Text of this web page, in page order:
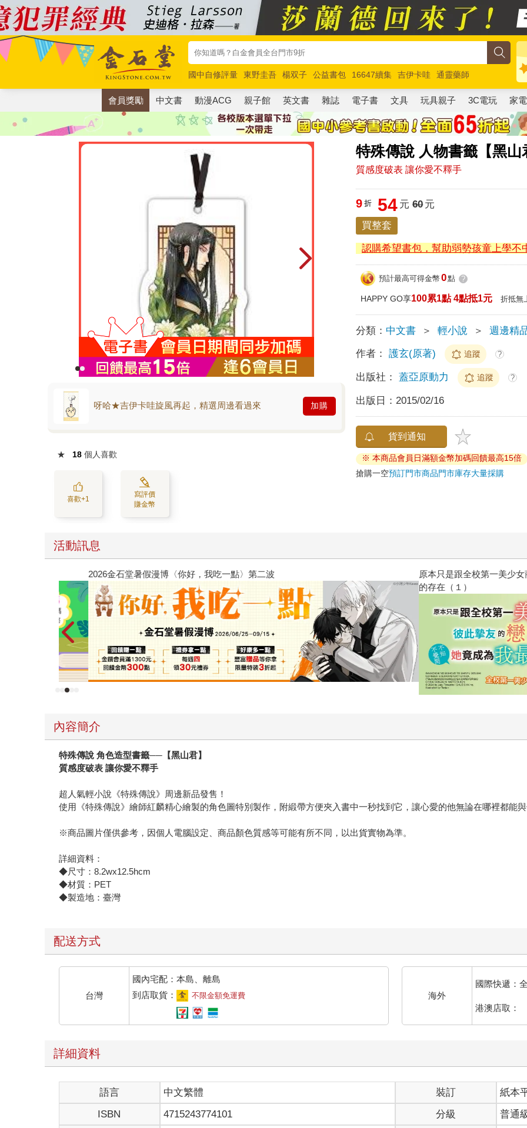
國中自修評量 東野圭吾 楊双子 公益書包 16647續集 吉伊卡哇
通靈藥師
唯紅花綻放
奧德賽 路邊攤新作 馬斯克 玩具總動員5 超慢跑
會員獎勵 中文書 動漫ACG 親子館 英文書 雜誌 電子書 文具 玩具親子 3C電玩 家電
特殊傳說 人物書籤【黑山
質感度破表 讓你愛不釋手
呀哈★吉伊卡哇旋風再起，精選周邊看過來 加購
★ 18 個人喜歡
喜歡+1
寫評價
賺金幣
9 折 54 元 60元
買整套
認購希望書包，幫助弱勢孩童上學不
預計最高可得金幣 0點 ?
HAPPY GO享100累1點 4點抵1元 折抵無
分類： 中文書 ＞ 輕小說 ＞ 週邊精
作者： 護玄(原著) 追蹤 ?
出版社： 蓋亞原動力 追蹤 ?
出版日： 2015/02/16
貨到通知
※ 本商品會員日滿額金幣加碼回饋最高15倍
搶購一空預訂門市商品門市庫存大量採購
活動訊息
2026金石堂暑假漫博〈你好，我吃一點〉第二波
原本只是跟全校第一美少女商量
的存在（１）
內容簡介
特殊傳說 角色造型書籤──【黑山君】
質感度破表 讓你愛不釋手
超人氣輕小說《特殊傳說》周邊新品發售！
使用《特殊傳說》繪師紅麟精心繪製的角色圖特別製作，附緞帶方便夾入書中一秒找到它，讓心愛的他無論在哪裡都能
※商品圖片僅供參考，因個人電腦設定、商品顏色質感等可能有所不同，以出貨實物為準。
詳細資料：
◆尺寸：8.2wx12.5hcm
◆材質：PET
◆製造地：臺灣
配送方式
台灣
國內宅配：本島、離島
到店取貨：
不限金額免運費 海外
國際快遞：
港澳店取：
詳細資料
語言 中文繁體 裝訂
紙本
ISBN
4715243774101 分級
普通